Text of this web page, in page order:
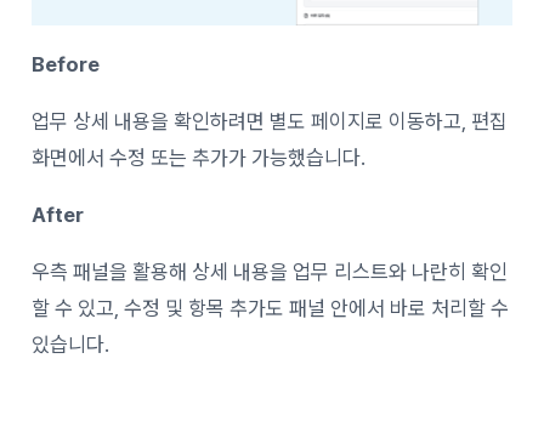
Before
업무 상세 내용을 확인하려면 별도 페이지로 이동하고, 편집
화면에서 수정 또는 추가가 가능했습니다.
After
우측 패널을 활용해 상세 내용을 업무 리스트와 나란히 확인
할 수 있고, 수정 및 항목 추가도 패널 안에서 바로 처리할 수
있습니다.